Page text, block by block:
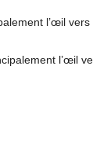
l’œil vers
l’œil